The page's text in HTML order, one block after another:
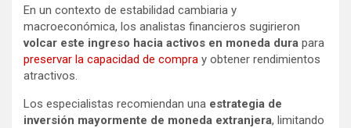
En un contexto de estabilidad cambiaria y
macroeconómica, los analistas financieros sugirieron
volcar este ingreso hacia activos en moneda dura para
preservar la capacidad de compra y obtener rendimientos
atractivos.
Los especialistas recomiendan una estrategia de
inversión mayormente de moneda extranjera, limitando